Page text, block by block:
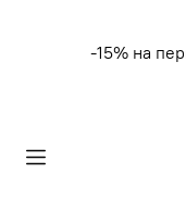
-15% на